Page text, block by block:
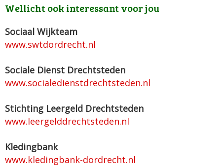
Wellicht ook interessant voor jou
Sociaal Wijkteam
www.swtdordrecht.nl
Sociale Dienst Drechtsteden
www.socialedienstdrechtsteden.nl
Stichting Leergeld Drechtsteden
www.leergelddrechtsteden.nl
Kledingbank
www.kledingbank-dordrecht.nl